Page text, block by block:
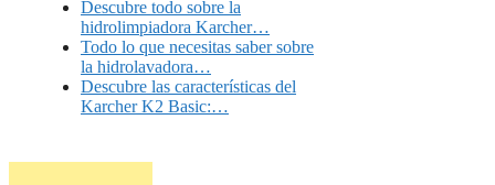
Descubre todo sobre la
hidrolimpiadora Karcher…
Todo lo que necesitas saber sobre
la hidrolavadora…
Descubre las características del
Karcher K2 Basic:…